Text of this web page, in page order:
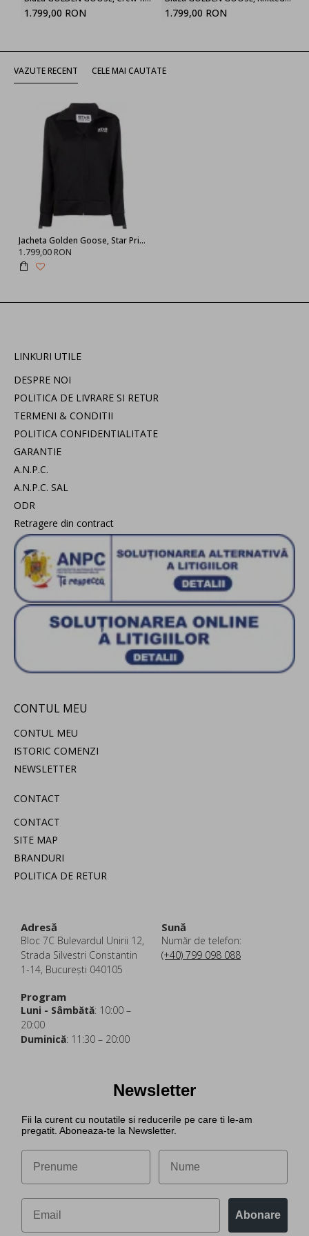
1.799,00 RON 1.799,00 RON
VAZUTE RECENT CELE MAI CAUTATE
Jacheta Golden Goose, Star Print pe maneci, Black
1.799,00 RON
LINKURI UTILE
DESPRE NOI
POLITICA DE LIVRARE SI RETUR
TERMENI & CONDITII
POLITICA CONFIDENTIALITATE
GARANTIE
A.N.P.C.
A.N.P.C. SAL
ODR
Retragere din contract
CONTUL MEU
CONTUL MEU
ISTORIC COMENZI
NEWSLETTER
CONTACT
CONTACT
SITE MAP
BRANDURI
POLITICA DE RETUR
Adresă
Bloc 7C Bulevardul Unirii 12,
Strada Silvestri Constantin
1-14, București 040105
Sună
Număr de telefon:
(+40) 799 098 088
Program
Luni - Sâmbătă: 10:00 –
20:00
Duminică: 11:30 – 20:00
Newsletter
Fii la curent cu noutatile si reducerile pe care ti le-am
pregatit. Aboneaza-te la Newsletter.
Abonare